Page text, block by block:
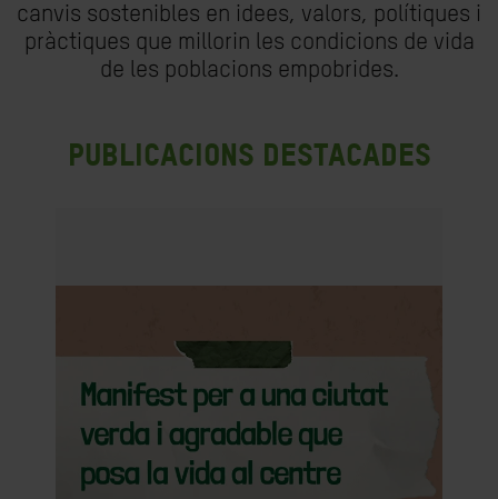
canvis sostenibles en idees, valors, polítiques i
pràctiques que millorin les condicions de vida
de les poblacions empobrides.
Publicacions destacades